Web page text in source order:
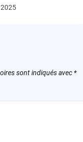
sont indiqués avec *